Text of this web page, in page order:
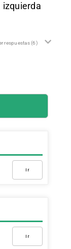
izquierda
respuestas(6)
Ir
Ir